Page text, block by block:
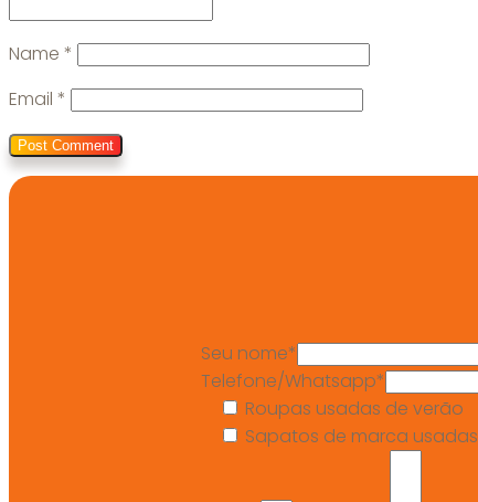
Name *
Email *
Seu nome*
Telefone/Whatsapp*
Roupas usadas de verão
Sapatos de marca usadas